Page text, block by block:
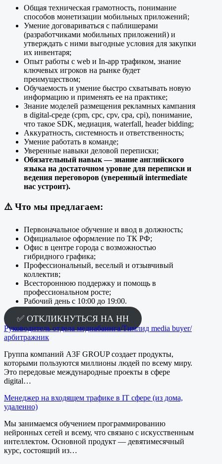
Общая техническая грамотность, понимание
способов монетизации мобильных приложений;
Умение договариваться с паблишерами
(разработчиками мобильных приложений) и
утверждать с ними выгодные условия для закупки
их инвентаря;
Опыт работы с web и In-app трафиком, знание
ключевых игроков на рынке будет
преимуществом;
Обучаемость и умение быстро схватывать новую
информацию и применять ее на практике;
Знание моделей размещения рекламных кампания
в digital-среде (cpm, cpc, cpv, cpa, cpi), понимание,
что такое SDK, медиация, waterfall, header bidding;
Аккуратность, системность и ответственность;
Умение работать в команде;
Уверенные навыки деловой переписки;
Обязательный навык — знание английского
языка на достаточном уровне для переписки и
ведения переговоров (уверенный intermediate
нас устроит).
⚠️ Что мы предлагаем:
Первоначальное обучение и ввод в должность;
Официальное оформление по ТК РФ;
Офис в центре города с возможностью
гибридного графика;
Профессиональный, веселый и отзывчивый
коллектив;
Всестороннюю поддержку и помощь в
профессиональном росте;
Рабочий день с 10:00 до 19:00.
✅ ОТКЛИКНУТЬСЯ НА HH
Руководитель отдела медиабаинга/Тимлид media buyer/
арбитражник
Группа компаний A3F GROUP создает продукты,
которыми пользуются миллионы людей по всему миру.
Это передовые международные проекты в сфере
digital…
Менеджер на входящем трафике в IT сфере (из дома,
удаленно)
Мы занимаемся обучением программированию
нейронных сетей и всему, что связано с искусственным
интеллектом. Основной продукт — девятимесячный
курс, состоящий из…